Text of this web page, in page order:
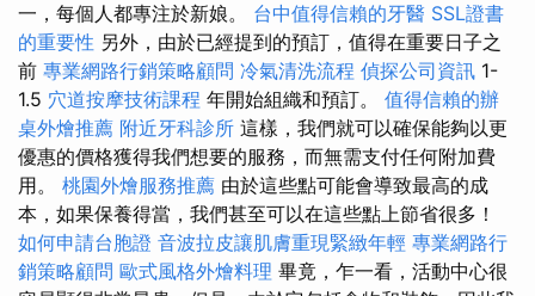
一，每個人都專注於新娘。 台中值得信賴的牙醫 SSL證書
的重要性 另外，由於已經提到的預訂，值得在重要日子之
前 專業網路行銷策略顧問 冷氣清洗流程 偵探公司資訊 1-
1.5 穴道按摩技術課程 年開始組織和預訂。 值得信賴的辦
桌外燴推薦 附近牙科診所 這樣，我們就可以確保能夠以更
優惠的價格獲得我們想要的服務，而無需支付任何附加費
用。 桃園外燴服務推薦 由於這些點可能會導致最高的成
本，如果保養得當，我們甚至可以在這些點上節省很多！
如何申請台胞證 音波拉皮讓肌膚重現緊緻年輕 專業網路行
銷策略顧問 歐式風格外燴料理 畢竟，乍一看，活動中心很